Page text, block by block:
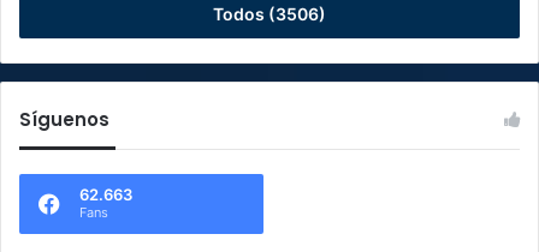
Todos (3506)
Síguenos
62.663
Fans